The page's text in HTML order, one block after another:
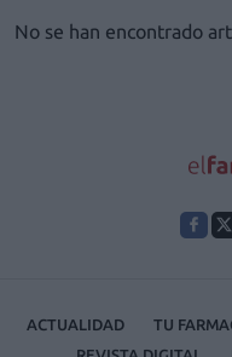
No se han encontrado
ACTUALIDAD TU